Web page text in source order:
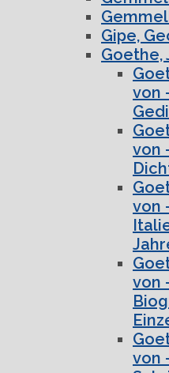
Gipe,
Goethe,
von
von
von
von
von